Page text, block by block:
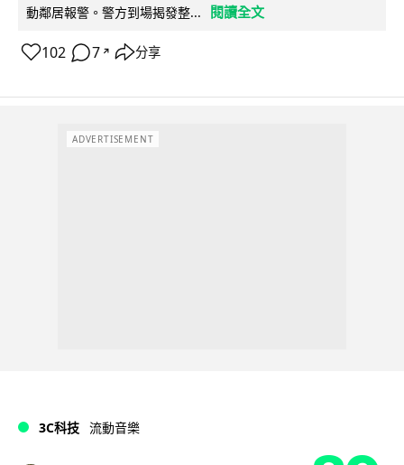
動鄰居報警。警方到場揭發整...
閱讀全文
102 7 ↗ 分享
ADVERTISEMENT
3C科技 流動音樂